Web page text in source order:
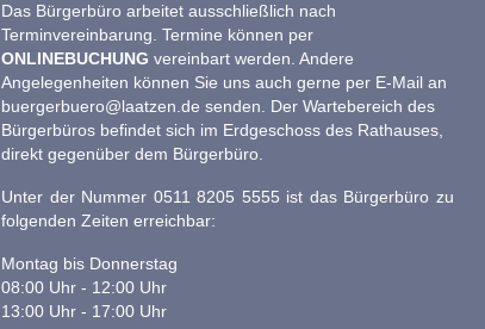
Das Bürgerbüro arbeitet ausschließlich nach
Terminvereinbarung. Termine können per
ONLINEBUCHUNG vereinbart werden. Andere
Angelegenheiten können Sie uns auch gerne per E-Mail an
buergerbuero@laatzen.de senden. Der Wartebereich des
Bürgerbüros befindet sich im Erdgeschoss des Rathauses,
direkt gegenüber dem Bürgerbüro.
Unter der Nummer 0511 8205 5555 ist das Bürgerbüro zu
folgenden Zeiten erreichbar:
Montag bis Donnerstag
08:00 Uhr - 12:00 Uhr
13:00 Uhr - 17:00 Uhr